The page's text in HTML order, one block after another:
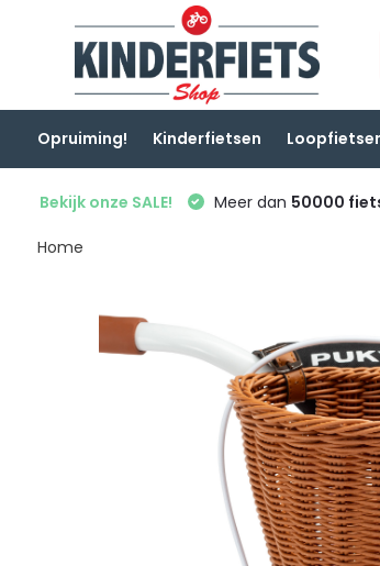
Opruiming! Kinderfietsen
Bekijk onze SALE! Meer dan 50000
Home